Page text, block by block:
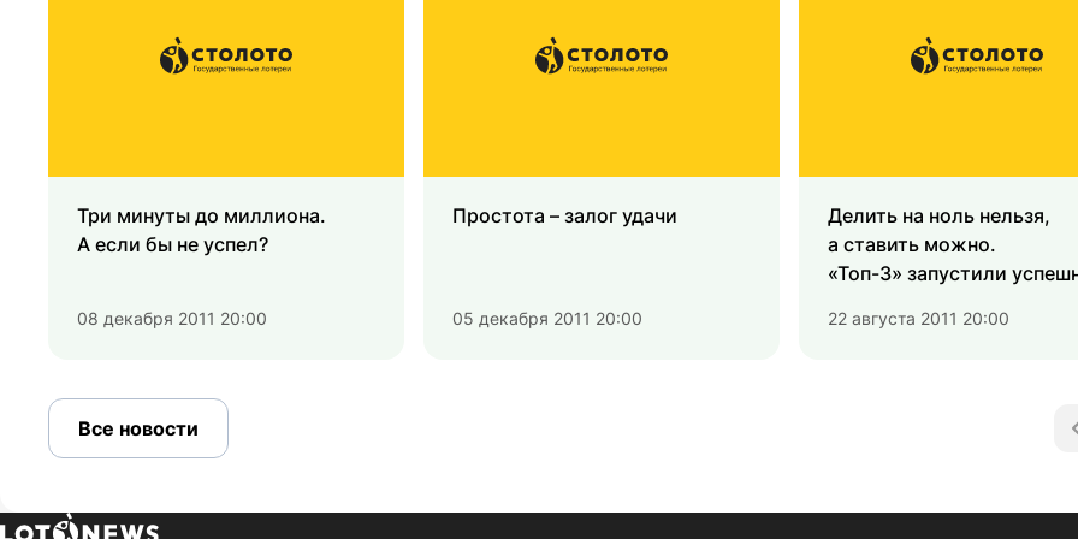
Три минуты до миллиона.
А если бы не успел?
08 декабря 2011 20:00
Простота – залог удачи
05 декабря 2011 20:00
Делить на ноль нельзя,
а ставить можно.
«Топ-3» запустили
22 августа 2011 20:00
Все новости